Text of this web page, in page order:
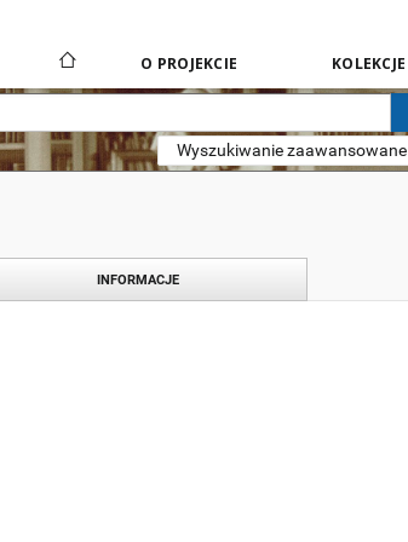
O PROJEKCIE KOLEKCJE
Wyszukiwanie zaawansowane
INFORMACJE